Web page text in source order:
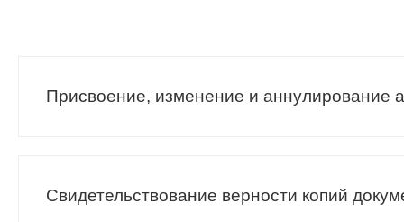
Присвоение, изменение и аннулирование
Свидетельствование верности копий